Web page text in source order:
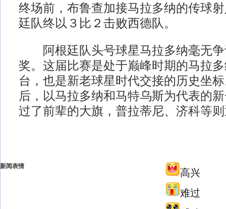
终场前，布鲁查加接马拉多纳的传球
廷队终以３比２击败西德队。
阿根廷队头号球星马拉多纳毫无争
奖。这届比赛是处于巅峰时期的马拉
台，也是新老球星时代交接的历史坐
后，以马拉多纳和马特乌斯为代表的
过了前辈的大旗，普拉蒂尼、济科等
新闻表情
高兴
难过